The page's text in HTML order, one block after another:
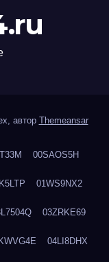
автор Themeansar
00SAOS5H
01WS9NX2
03ZRKE69
04LI8DHX